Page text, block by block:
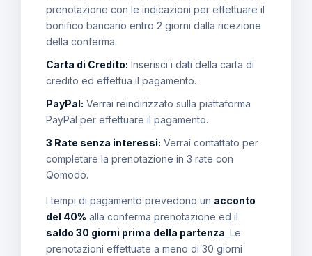
prenotazione con le indicazioni per effettuare il
bonifico bancario entro 2 giorni dalla ricezione
della conferma.
Carta di Credito: Inserisci i dati della carta di
credito ed effettua il pagamento.
PayPal: Verrai reindirizzato sulla piattaforma
PayPal per effettuare il pagamento.
3 Rate senza interessi: Verrai contattato per
completare la prenotazione in 3 rate con
Qomodo.
I tempi di pagamento prevedono un acconto
del 40% alla conferma prenotazione ed il
saldo 30 giorni prima della partenza. Le
prenotazioni effettuate a meno di 30 giorni